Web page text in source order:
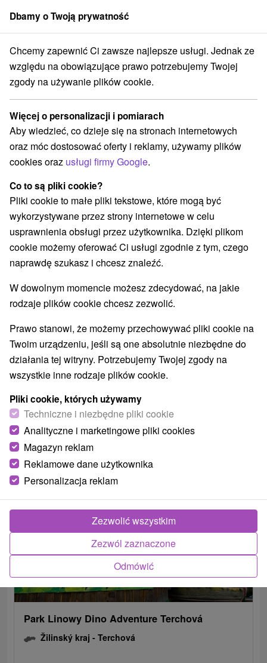
członek grupySorger
Atrakcje na Słowacji Kolejki linowe Mała Fatra
Kolejki linowe Mała Fatra
Kategorie
Wszystkie kategorie
Wieże obserwacyjne i chodniki(1)
Túry a turistické chodníky (10)
Amfiteatry i kina w przyrodzie
Pola golfowe(1) Źródła(1)
Parki miejskie i zamkowe(1) Ośrodek narciarski
Obiekty architektoniczne(1) Rafting, rafting, rafting(1)
Zamki (1) Chaty górskie (3) Skanseny(3) Sporty(5)
Zamki, pałace, ruiny (3)
Jeziora, jeziora, zbiorniki wodne
Aquaparki, baseny(3) Wodospady(2) Pomniki(2)
Zabytki techniki(3) Atrakcje dla dzieci
Ogrody zoologiczne i fermy zwierząt(1)
Muzea i galerie(4) Atrakcje turystyczne(5)
Atrakcje z adrenaliną (7) Kolejki linowe(2)
Jaskinie(1)
Wsie i miasta
Terchová(1) Dolný Kubín(1)
Park Linowy Dino Adventure Terchová
Žilinský kraj -Terchová
Dbamy o Twoją prywatność
Chcemy zapewnić Ci zawsze najlepsze usługi. Jednak ze
względu na obowiązujące prawo potrzebujemy Twojej
zgody na używanie plików cookie.
Więcej o personalizacji i pomiarach
Aby wiedzieć, co dzieje się na stronach internetowych
oraz móc dostosować oferty i reklamy, używamy plików
cookies oraz usługi firmy Google.
Co to są pliki cookie?
Pliki cookie to małe pliki tekstowe, które mogą być
wykorzystywane przez strony internetowe w celu
usprawnienia obsługi przez użytkownika. Dzięki plikom
cookie możemy oferować Ci usługi zgodnie z tym, czego
naprawdę szukasz i chcesz znaleźć.
W dowolnym momencie możesz zdecydować, na jakie
rodzaje plików cookie chcesz zezwolić.
Prawo stanowi, że możemy przechowywać pliki cookie na
Twoim urządzeniu, jeśli są one absolutnie niezbędne do
działania tej witryny. Potrzebujemy Twojej zgody na
wszystkie inne rodzaje plików cookie.
Pliki cookie, których używamy
Techniczne i niezbędne pliki cookie
Analityczne i marketingowe pliki cookies
Magazyn reklam
Reklamowe dane użytkownika
Personalizacja reklam
Odmówić
Zezwól zaznaczone
Zezwolić wszystkim